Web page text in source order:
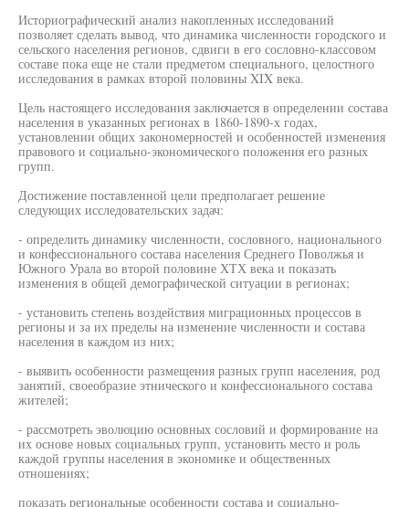
Историографический анализ накопленных исследований
позволяет сделать вывод, что динамика численности городского и
сельского населения регионов, сдвиги в его сословно-классовом
составе пока еще не стали предметом специального, целостного
исследования в рамках второй половины XIX века.
Цель настоящего исследования заключается в определении состава
населения в указанных регионах в 1860-1890-х годах,
установлении общих закономерностей и особенностей изменения
правового и социально-экономического положения его разных
групп.
Достижение поставленной цели предполагает решение
следующих исследовательских задач:
- определить динамику численности, сословного, национального
и конфессионального состава населения Среднего Поволжья и
Южного Урала во второй половине ХТХ века и показать
изменения в общей демографической ситуации в регионах;
- установить степень воздействия миграционных процессов в
регионы и за их пределы на изменение численности и состава
населения в каждом из них;
- выявить особенности размещения разных групп населения, род
занятий, своеобразие этнического и конфессионального состава
жителей;
- рассмотреть эволюцию основных сословий и формирование на
их основе новых социальных групп, установить место и роль
каждой группы населения в экономике и общественных
отношениях;
показать региональные особенности состава и социально-